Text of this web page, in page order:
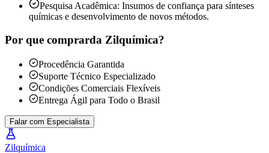
Pesquisa Acadêmica: Insumos de confiança para sínteses
químicas e desenvolvimento de novos métodos.
Por que comprarda Zilquímica?
Procedência Garantida
Suporte Técnico Especializado
Condições Comerciais Flexíveis
Entrega Ágil para Todo o Brasil
Falar com Especialista
Zilquímica